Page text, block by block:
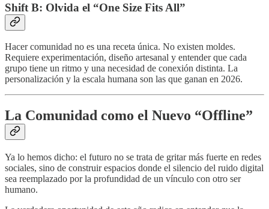
Shift B: Olvida el “One Size Fits All”
Hacer comunidad no es una receta única. No existen moldes.
Requiere experimentación, diseño artesanal y entender que cada
grupo tiene un ritmo y una necesidad de conexión distinta. La
personalización y la escala humana son las que ganan en 2026.
La Comunidad como el Nuevo “Offline”
Ya lo hemos dicho: el futuro no se trata de gritar más fuerte en redes
sociales, sino de construir espacios donde el silencio del ruido digital
sea reemplazado por la profundidad de un vínculo con otro ser
humano.